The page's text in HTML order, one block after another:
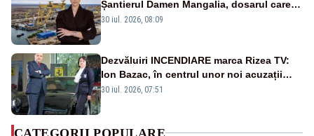
Șantierul Damen Mangalia, dosarul care
scufundă apărarea României
30 iul. 2026, 08:09
Dezvăluiri INCENDIARE marca Rizea TV:
Ion Bazac, în centrul unor noi acuzații
publice
30 iul. 2026, 07:51
CATEGORII POPULARE